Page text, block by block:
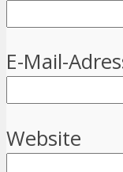
E-Mail-
Website